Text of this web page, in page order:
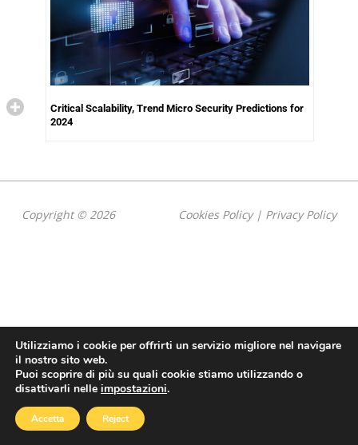
Critical Scalability, Trend Micro Security Predictions for
2024
Copyright © 2026 Cookies Policy| Privacy Policy
Utilizziamo i cookie per offrirti un servizio migliore nel navigare
il nostro sito web.
Puoi scoprire di più su quali cookie stiamo utilizzando o
disattivarli nelle impostazioni.
Accetta Reject